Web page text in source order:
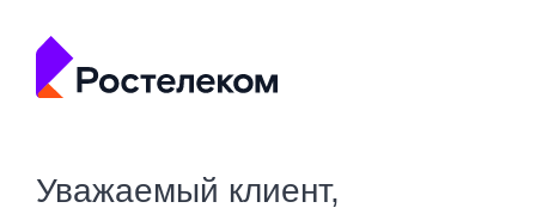
Уважаемый клиент,